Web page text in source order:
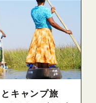
とキャンプ旅